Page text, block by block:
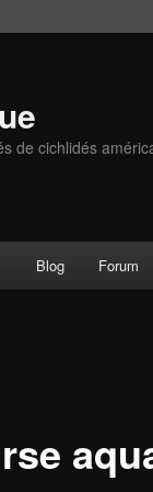
de cichlidés
Blog Forum